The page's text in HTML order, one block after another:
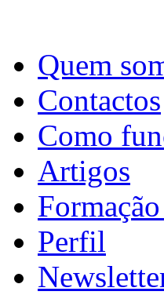
Quem
Contactos
Como
Artigos
Perfil